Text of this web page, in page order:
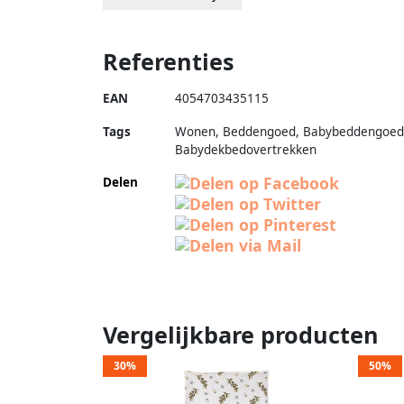
Referenties
EAN 4054703435115
Tags
Wonen, Beddengoed,
Babydekbedovertrekken
Delen
Vergelijkbare producten
30% 50%